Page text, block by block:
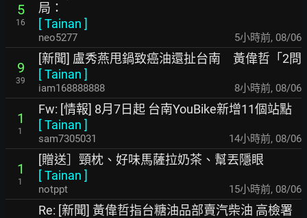
5
16
局：
[Tainan ]
neo5277 5小時前, 08/06
9
39
[新聞] 盧秀燕甩鍋致癌油還扯台南 黃偉哲「2問
[Tainan ]
iam168888888 8小時前, 08/06
1
1
Fw: [情報] 8月7日起 台南YouBike新增11個站點
[Tainan ]
sam7305031 14小時前, 08/06
1
1
[贈送］頸枕、好味馬薩拉奶茶、幫丟隱眼
[Tainan ]
notppt 15小時前, 08/06
Re: [新聞] 黃偉哲指台糖油品部賣汽柴油 高檢署